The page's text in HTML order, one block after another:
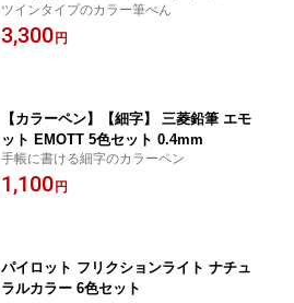
ック ツイン Art & Graphic Twin 12色セ
ット
ツインタイプのカラー筆ぺん
3,300 円
【カラーペン】【細字】 三菱鉛筆 エモ
ット EMOTT 5色セット 0.4mm
手帳に書ける細字のカラーペン
1,100 円
パイロット フリクションライト ナチュ
ラルカラー 6色セット